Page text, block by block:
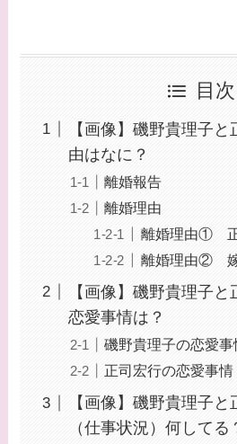
目次
【画像】磯野貴理子
由はなに？
離婚報告
離婚理由
離婚理由① 正
離婚理由②
【画像】磯野貴理子
恋愛事情は？
磯野貴理子の恋愛事
正司宏行の恋愛事情
【画像】磯野貴理子
（仕事状況）何してる